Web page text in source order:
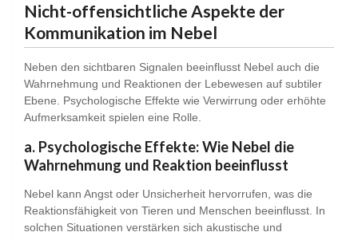
Nicht-offensichtliche Aspekte der
Kommunikation im Nebel
Neben den sichtbaren Signalen beeinflusst Nebel auch die
Wahrnehmung und Reaktionen der Lebewesen auf subtiler
Ebene. Psychologische Effekte wie Verwirrung oder erhöhte
Aufmerksamkeit spielen eine Rolle.
a. Psychologische Effekte: Wie Nebel die
Wahrnehmung und Reaktion beeinflusst
Nebel kann Angst oder Unsicherheit hervorrufen, was die
Reaktionsfähigkeit von Tieren und Menschen beeinflusst. In
solchen Situationen verstärken sich akustische und